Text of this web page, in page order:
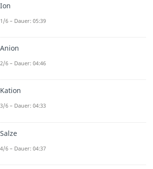
Ion
1/6 – Dauer: 05:39
Anion
2/6 – Dauer: 04:46
Kation
3/6 – Dauer: 04:33
Salze
4/6 – Dauer: 04:37